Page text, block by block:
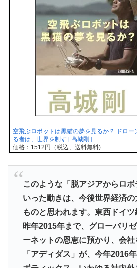
空飛ぶロボットは黒猫の夢を見るか？ ドロー
る者は、世界を制す [ 高城剛 ]
価格：1512円（税込、送料無料)
このような「脱アジアからロ
いった動きは、今後世界経済
ものと思われます。東西ドイ
昨年2015年まで、グローバリ
ーネットの恩恵に預かり、会
「アディダス」が、今年2016